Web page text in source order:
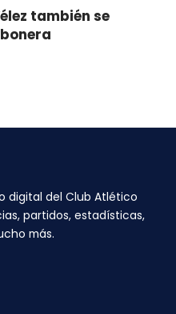
también se
digital del Club Atlético
partidos, estadísticas,
más.